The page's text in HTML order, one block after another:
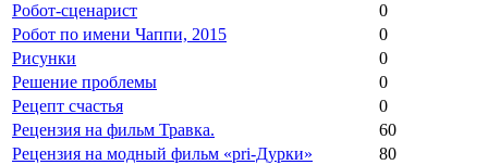
Робот-сценарист
0
Робот по имени Чаппи, 2015
0
Рисунки
0
Решение проблемы
0
Рецепт счастья
0
Рецензия на фильм Травка.
60
Рецензия на модный фильм «pri-Дурки»
80